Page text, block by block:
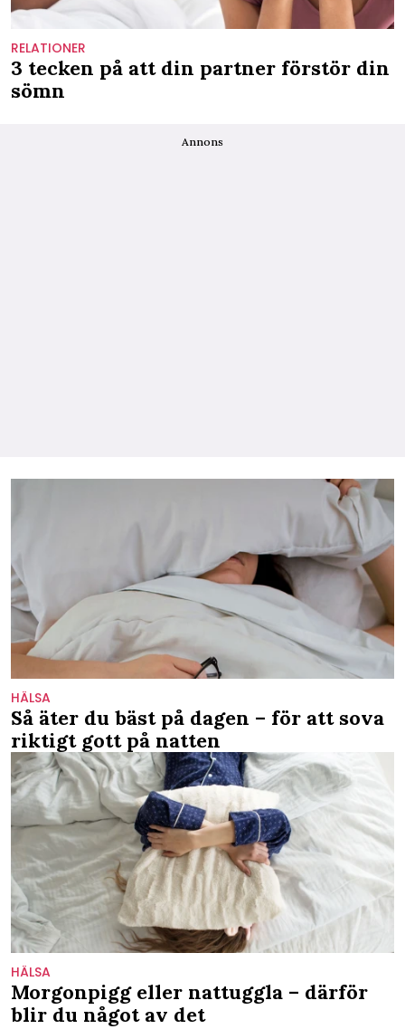
RELATIONER
3 tecken på att din partner förstör din
sömn
Annons
HÄLSA
Så äter du bäst på dagen – för att sova
riktigt gott på natten
HÄLSA
Morgonpigg eller nattuggla – därför
blir du något av det